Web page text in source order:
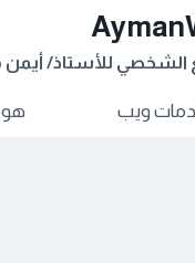
الشخصي للأستاذ/
ويب هو